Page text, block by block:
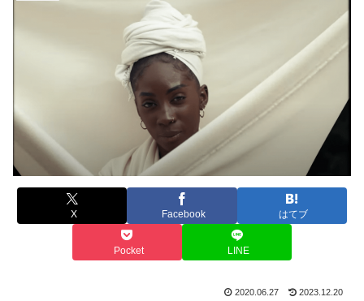
X Facebook はてブ
Pocket LINE
2020.06.27 2023.12.20